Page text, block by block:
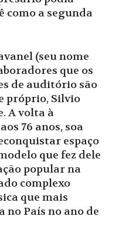
como a segunda
(seu nome
que os
de auditório são
próprio, Silvio
A volta à
76 anos, soa
espaço
que fez dele
popular na
complexo
que mais
no País no ano de